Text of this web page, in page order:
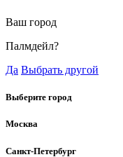
Ваш город
Палмдейл?
Да Выбрать другой
Выберите город
Москва
Санкт-Петербург